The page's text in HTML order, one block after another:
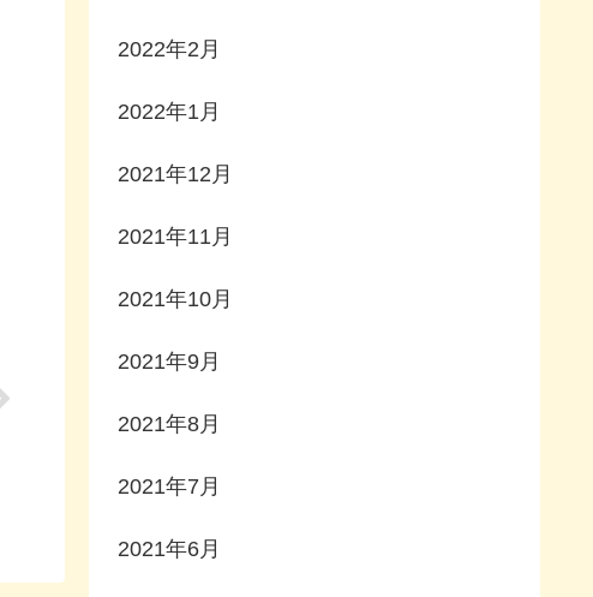
2022年2月
2022年1月
2021年12月
2021年11月
2021年10月
2021年9月
2021年8月
2021年7月
2021年6月